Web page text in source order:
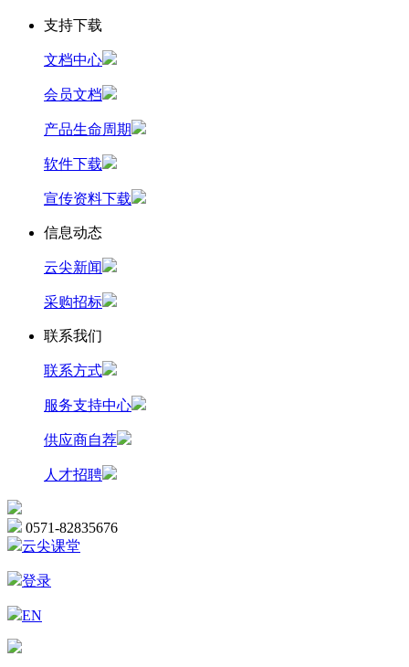
支持下载
文档中心
会员文档
产品生命周期
软件下载
宣传资料下载
信息动态
云尖新闻
采购招标
联系我们
联系方式
服务支持中心
供应商自荐
人才招聘
0571-82835676
云尖课堂
登录
EN